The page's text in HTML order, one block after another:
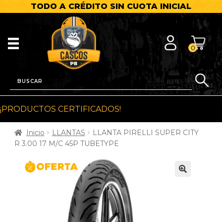
TODO A CRÉDITO SIN CUOTA INICIAL
0
¡PRODUCTOS CERTIFICADOS!
Inicio LLANTAS
LLANTA PIRELLI SUPER CITY
R 3.00 17 M/C 45P TUBETYPE